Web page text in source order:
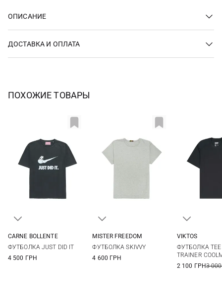
ОПИСАНИЕ
ДОСТАВКА И ОПЛАТА
ПОХОЖИЕ ТОВАРЫ
CARNE BOLLENTE
ФУТБОЛКА JUST DID IT
4 500 ГРН
MISTER FREEDOM
ФУТБОЛКА SKIVVY
4 600 ГРН
3XL
VIKTOS
ФУТБОЛКА TEE
TRAINER
2 100 ГРН3